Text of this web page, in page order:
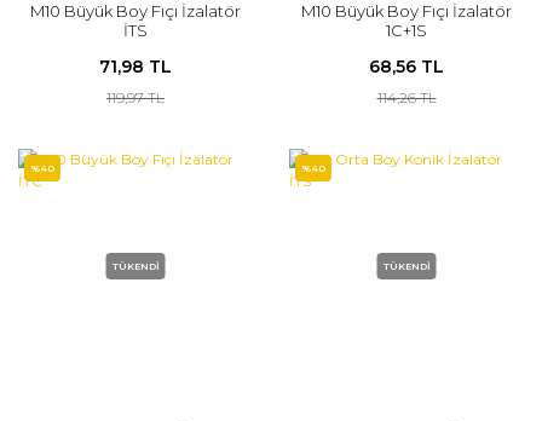
M10 Büyük Boy Fıçı İzalatör
İTS
71,98 TL
119,97 TL
M10 Büyük Boy Fıçı İzalatör
1C+1S
68,56 TL
114,26 TL
%40
TÜKENDİ
%40
TÜKENDİ